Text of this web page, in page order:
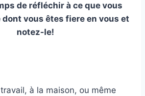
de réfléchir à ce que vous
dont vous êtes fiere en vous et
notez-le!
à la maison, ou même